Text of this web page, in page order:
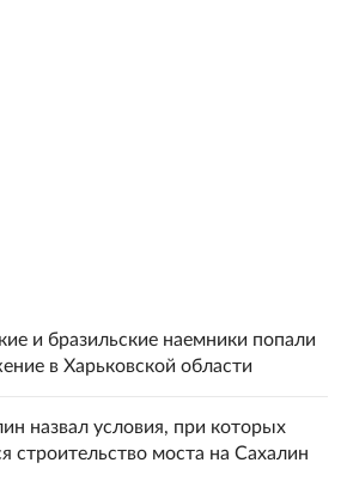
и бразильские наемники попали
в Харьковской области
назвал условия, при которых
строительство моста на Сахалин